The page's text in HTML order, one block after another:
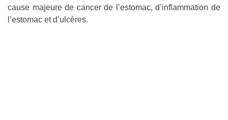
cause majeure de cancer de l’estomac, d’inflammation de
l’estomac et d’ulcères.